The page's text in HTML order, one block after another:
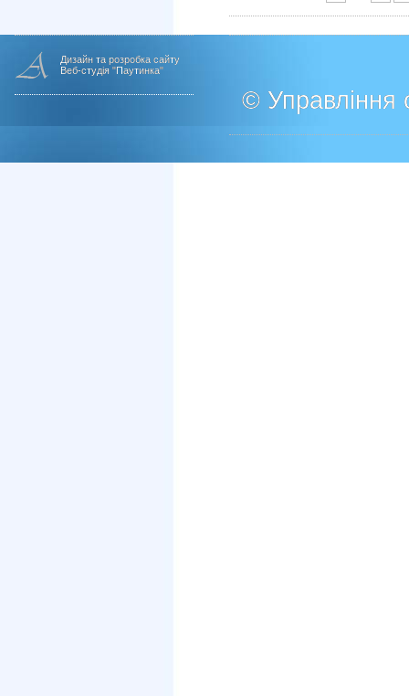
Дизайн та розробка сайту
Веб-студія "Паутинка"
© Управління